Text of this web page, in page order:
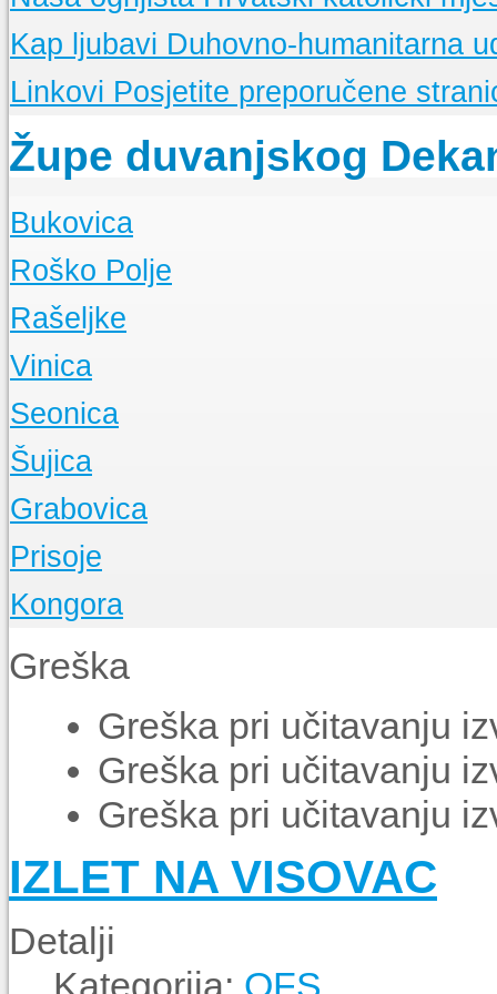
Kap ljubavi Duhovno-humanitarna
Linkovi Posjetite preporučene
Župe duvanjskog
Bukovica
O Župi
Događanja
Roško Polje
O Župi
Događanja
Rašeljke
O Župi
Događanja
Vinica
O Župi
Događanja
Seonica
O Župi
Događanja
Šujica
O Župi
Događanja
Grabovica
O Župi
Događanja
Prisoje
Događanja
Kongora
Događanja
Greška
Greška pri učitavanju
Greška pri učitavanju
Greška pri učitavanju
IZLET NA VISOVAC
Detalji
Kategorija: OFS